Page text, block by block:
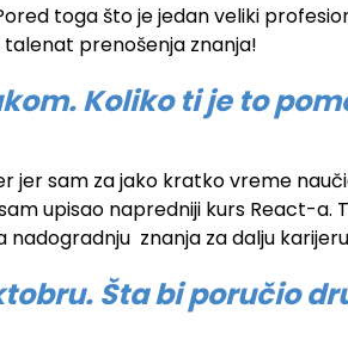
toga što je jedan veliki
prenošenja znanja!
Koliko ti je to
sam za jako kratko vreme
upisao napredniji kurs React-a.
nadogradnju znanja za dalju
Šta bi poručio